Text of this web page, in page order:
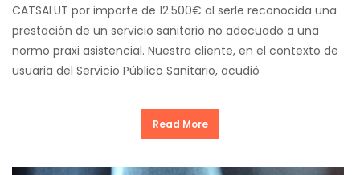
CATSALUT por importe de 12.500€ al serle reconocida una
prestación de un servicio sanitario no adecuado a una
normo praxi asistencial. Nuestra cliente, en el contexto de
usuaria del Servicio Público Sanitario, acudió
Read More